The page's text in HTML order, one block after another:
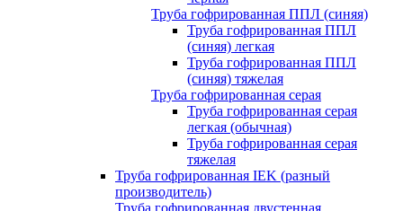
Труба гофрированная ППЛ (синяя)
Труба гофрированная ППЛ
(синяя) легкая
Труба гофрированная ППЛ
(синяя) тяжелая
Труба гофрированная серая
Труба гофрированная серая
легкая (обычная)
Труба гофрированная серая
тяжелая
Труба гофрированная IEK (разный
производитель)
Труба гофрированная двустенная